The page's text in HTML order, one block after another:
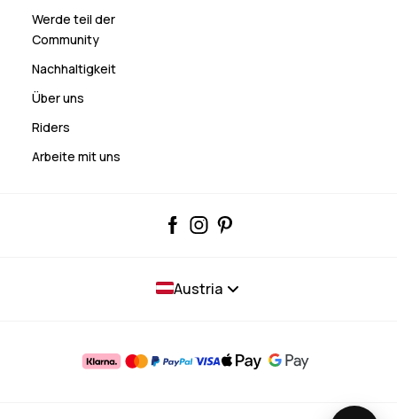
Werde teil der
Community
Nachhaltigkeit
Über uns
Riders
Arbeite mit uns
Austria